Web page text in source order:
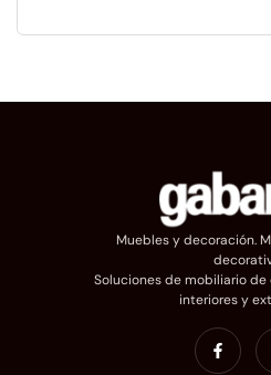
Muebles y decoración.
Soluciones de mobiliario
interiores y